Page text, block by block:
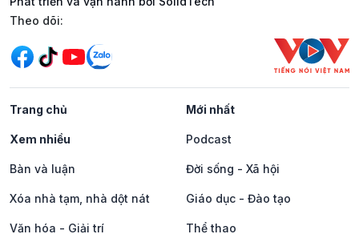
Mạng xã hội
Theo dõi:
Trang chủ Mới nhất
Xem nhiều Podcast
Bàn và luận Đời sống - Xã hội
Xóa nhà tạm, nhà dột nát Giáo dục - Đào tạo
Văn hóa - Giải trí Thể thao